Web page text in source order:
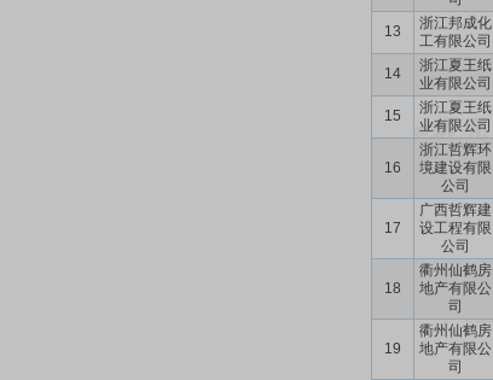
13
浙江邦成化
工有限公司
14
浙江夏王纸
业有限公司
15
浙江夏王纸
业有限公司
16
浙江哲辉环
境建设有限
公司
17
广西哲辉建
设工程有限
公司
18
衢州仙鹤房
地产有限公
司
19
衢州仙鹤房
地产有限公
司